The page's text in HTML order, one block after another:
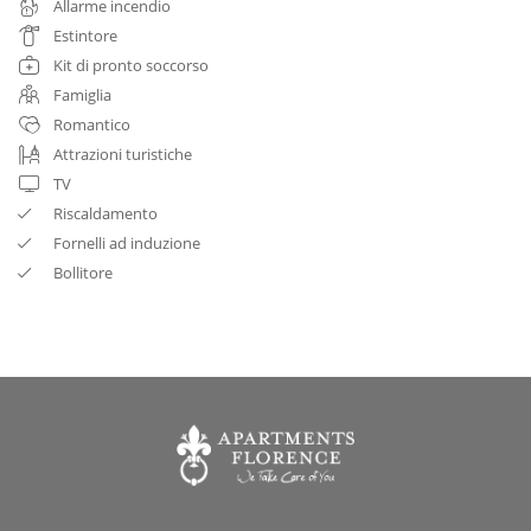
Allarme incendio
Estintore
Kit di pronto soccorso
Famiglia
Romantico
Attrazioni turistiche
TV
Riscaldamento
Fornelli ad induzione
Bollitore